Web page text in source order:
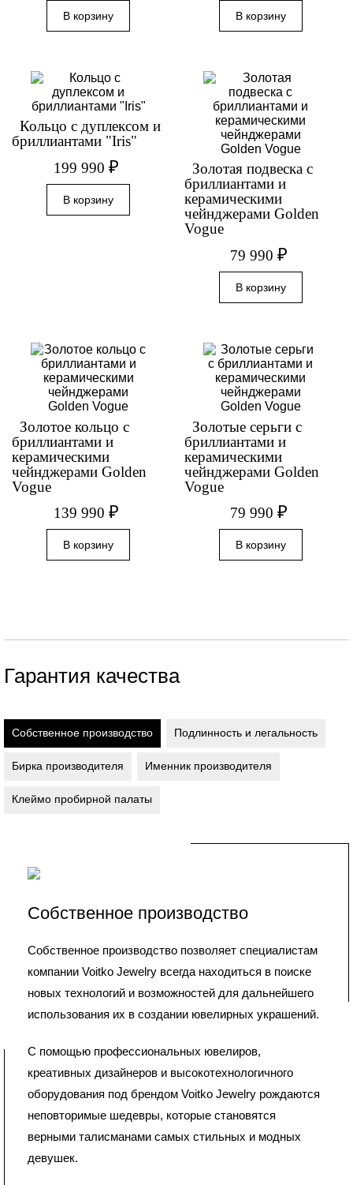
Кольцо с дуплексом и
бриллиантами "Iris"
199 990₽
Золотая подвеска с
бриллиантами и
керамическими
чейнджерами Golden
Vogue
79 990 ₽
Золотое кольцо с
бриллиантами и
керамическими
чейнджерами Golden
Vogue
139 990₽
Золотые серьги с
бриллиантами и
керамическими
чейнджерами Golden
Vogue
79 990 ₽
Гарантия качества
Собственное производство Подлинность и легальность
Бирка производителя Именник производителя
Клеймо пробирной палаты
Собственное производство
Собственное производство позволяет специалистам
компании Voitko Jewelry всегда находиться в поиске
новых технологий и возможностей для дальнейшего
использования их в создании ювелирных украшений.
С помощью профессиональных ювелиров,
креативных дизайнеров и высокотехнологичного
оборудования под брендом Voitko Jewelry рождаются
неповторимые шедевры, которые становятся
верными талисманами самых стильных и модных
девушек.